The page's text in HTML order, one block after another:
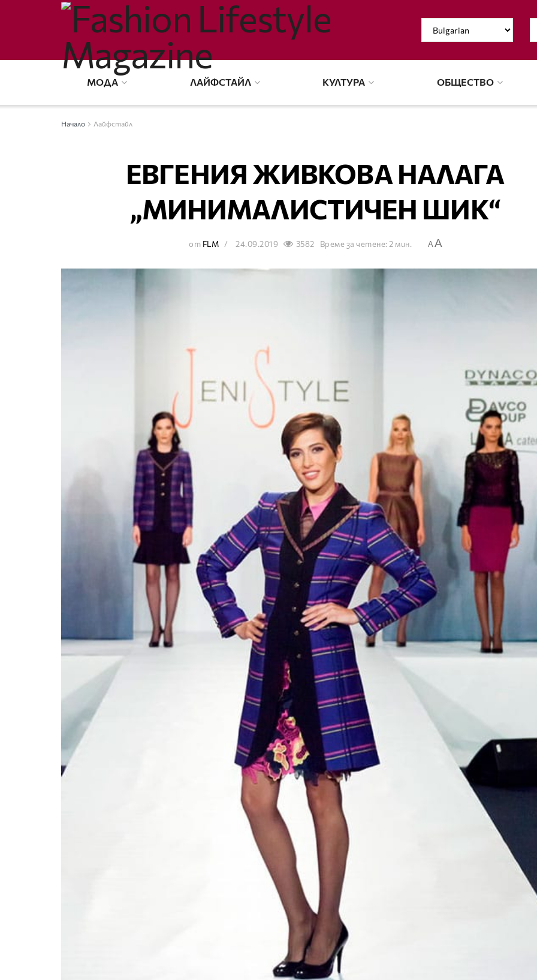
МОДА ЛАЙФСТАЙЛ КУЛТУРА ОБЩЕСТВО
Начало Лайфстайл
ЕВГЕНИЯ ЖИВКОВА НАЛАГА
„МИНИМАЛИСТИЧЕН ШИК“
от FLM 24.09.2019 3582 Време за четене: 2 мин. AA